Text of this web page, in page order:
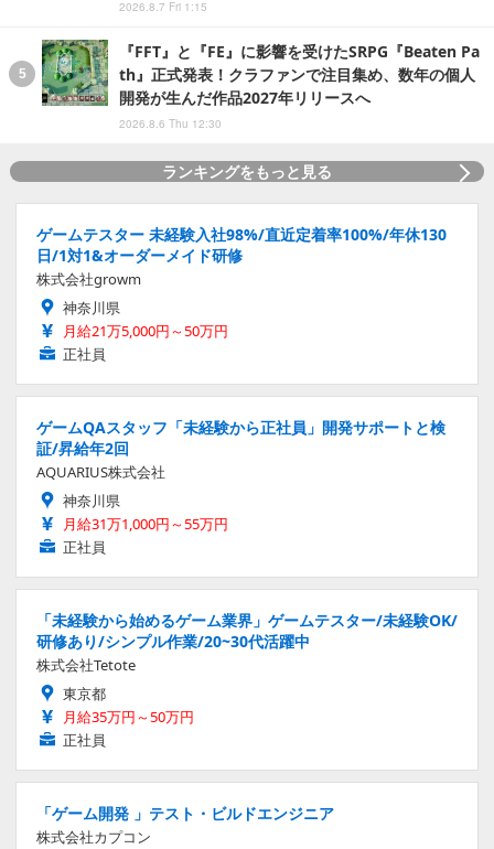
2026.8.7 Fri 1:15
『FFT』と『FE』に影響を受けたSRPG『Beaten Pa
th』正式発表！クラファンで注目集め、数年の個人
開発が生んだ作品2027年リリースへ
2026.8.6 Thu 12:30
ランキングをもっと見る
ゲームテスター 未経験入社98%/直近定着率100%/年休130
日/1対1&オーダーメイド研修
株式会社growm
神奈川県
月給21万5,000円～50万円
正社員
ゲームQAスタッフ「未経験から正社員」開発サポートと検
証/昇給年2回
AQUARIUS株式会社
神奈川県
月給31万1,000円～55万円
正社員
「未経験から始めるゲーム業界」ゲームテスター/未経験OK/
研修あり/シンプル作業/20~30代活躍中
株式会社Tetote
東京都
月給35万円～50万円
正社員
「ゲーム開発 」テスト・ビルドエンジニア
株式会社カプコン